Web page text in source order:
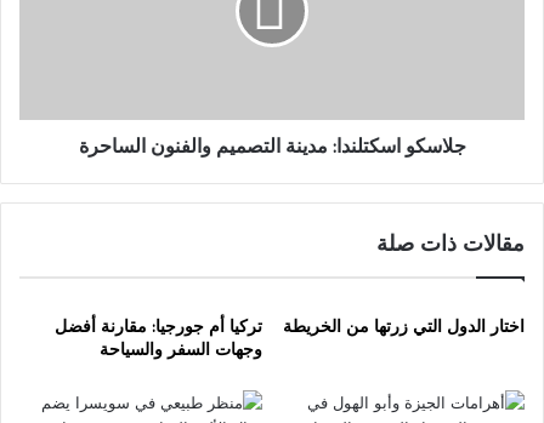
جلاسكو اسكتلندا: مدينة التصميم والفنون الساحرة
مقالات ذات صلة
اختار الدول التي زرتها من الخريطة
تركيا أم جورجيا: مقارنة أفضل
وجهات السفر والسياحة